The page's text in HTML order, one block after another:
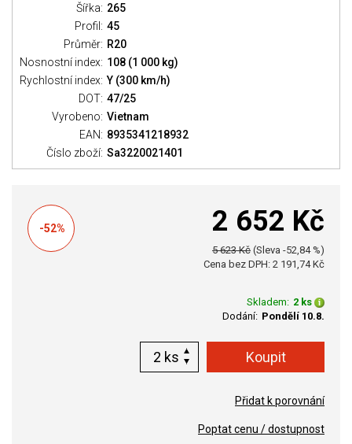
Šířka: 265
Profil: 45
Průměr: R20
Nosnostní index: 108 (1 000 kg)
Rychlostní index: Y (300 km/h)
DOT: 47/25
Vyrobeno: Vietnam
EAN: 8935341218932
Číslo zboží: Sa3220021401
-52% 2 652 Kč
5 623 Kč (Sleva -52,84 %)
Cena bez DPH: 2 191,74 Kč
Skladem: 2 ks
Dodání: Pondělí 10.8.
ks
Přidat k porovnání
Poptat cenu / dostupnost